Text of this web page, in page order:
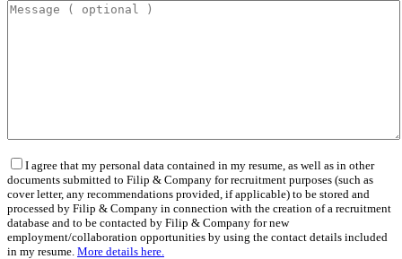
I agree that my personal data contained in my resume, as well as in other
documents submitted to Filip & Company for recruitment purposes (such as
cover letter, any recommendations provided, if applicable) to be stored and
processed by Filip & Company in connection with the creation of a recruitment
database and to be contacted by Filip & Company for new
employment/collaboration opportunities by using the contact details included
in my resume. More details here.